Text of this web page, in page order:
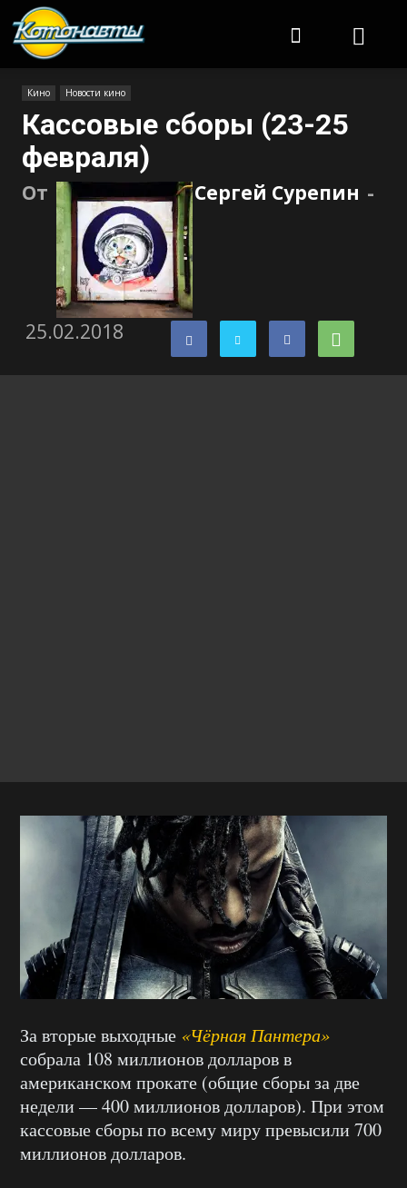
Кино Новости кино
Кассовые сборы (23-25
февраля)
От Сергей Сурепин -
25.02.2018
За вторые выходные «Чёрная Пантера»
собрала 108 миллионов долларов в
американском прокате (общие сборы за две
недели — 400 миллионов долларов). При этом
кассовые сборы по всему миру превысили 700
миллионов долларов.